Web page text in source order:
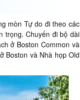
mòn Tự do đi theo các
trọng. Chuyến đi bộ dài
ở Boston Common và
Boston và Nhà họp Old